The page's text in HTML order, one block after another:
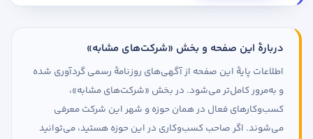
دربارهٔ این صفحه و بخش «شرکت‌های مشابه»
اطلاعات پایهٔ این صفحه از آگهی‌های روزنامهٔ رسمی گردآوری شده
و به‌مرور کامل‌تر می‌شود. در بخش «شرکت‌های مشابه»،
کسب‌وکارهای فعال در همان حوزه و شهر این شرکت معرفی
می‌شوند. اگر صاحب کسب‌وکاری در این حوزه هستید، می‌توانید